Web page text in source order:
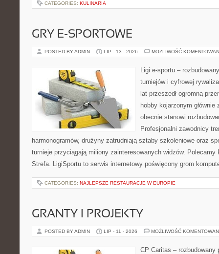
CATEGORIES: KULINARIA
GRY E-SPORTOWE
POSTED BY ADMIN LIP - 13 - 2026 MOŻLIWOŚĆ
Ligi e-sportu –
turniejów i cyfrowej
lat przeszedł ogromną
hobby kojarzonym
obecnie stanowi
Profesjonalni zawodnicy
harmonogramów, drużyny zatrudniają sztaby szkoleniowe oraz
turnieje przyciągają miliony zainteresowanych widzów.
Strefa. LigiSportu to serwis internetowy poświęcony grom
CATEGORIES: NAJLEPSZE RESTAURACJE W EUROPIE
GRANTY I PROJEKTY
POSTED BY ADMIN LIP - 11 - 2026 MOŻLIWOŚĆ
CP Caritas – rozbudowany